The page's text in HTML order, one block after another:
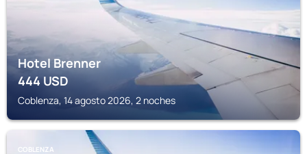
Hotel Brenner
444USD
Coblenza, 14 agosto 2026, 2 noches
COBLENZA